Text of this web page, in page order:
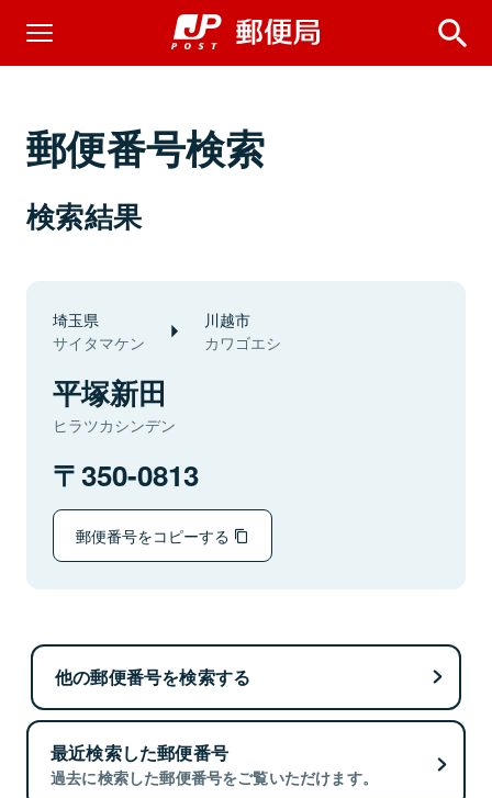
郵便番号検索
検索結果
埼玉県
サイタマケン
川越市
カワゴエシ
平塚新田
ヒラツカシンデン
350-0813
郵便番号をコピーする
他の郵便番号を検索する
最近検索した郵便番号
過去に検索した郵便番号をご覧いただけます。